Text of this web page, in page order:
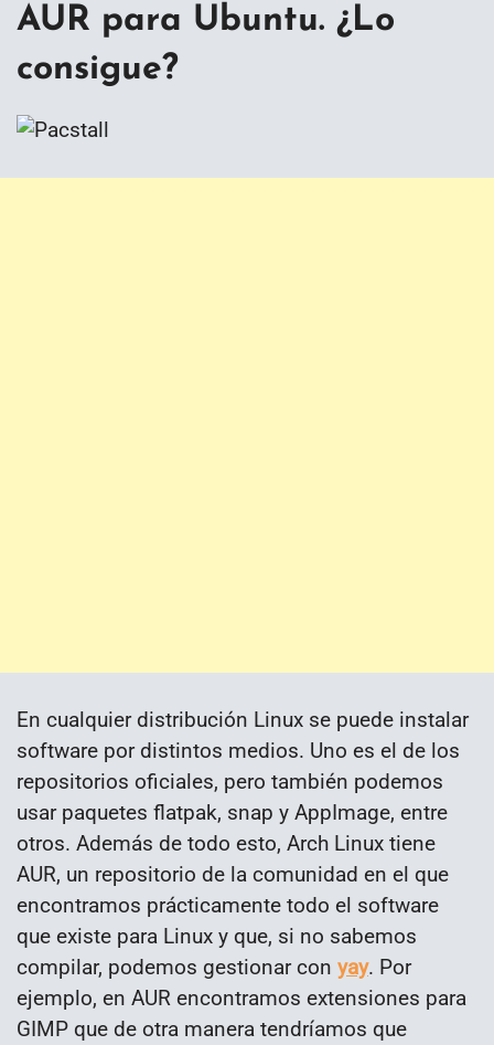
AUR para Ubuntu. ¿Lo
consigue?
En cualquier distribución Linux se puede instalar
software por distintos medios. Uno es el de los
repositorios oficiales, pero también podemos
usar paquetes flatpak, snap y AppImage, entre
otros. Además de todo esto, Arch Linux tiene
AUR, un repositorio de la comunidad en el que
encontramos prácticamente todo el software
que existe para Linux y que, si no sabemos
compilar, podemos gestionar con yay. Por
ejemplo, en AUR encontramos extensiones para
GIMP que de otra manera tendríamos que